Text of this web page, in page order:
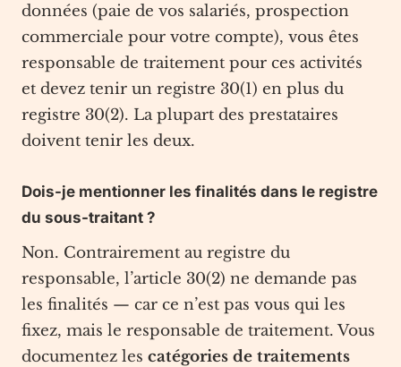
données (paie de vos salariés, prospection
commerciale pour votre compte), vous êtes
responsable de traitement pour ces activités
et devez tenir un registre 30(1) en plus du
registre 30(2). La plupart des prestataires
doivent tenir les deux.
Dois-je mentionner les finalités dans le registre
du sous-traitant ?
Non. Contrairement au registre du
responsable, l’article 30(2) ne demande pas
les finalités — car ce n’est pas vous qui les
fixez, mais le responsable de traitement. Vous
documentez les catégories de traitements